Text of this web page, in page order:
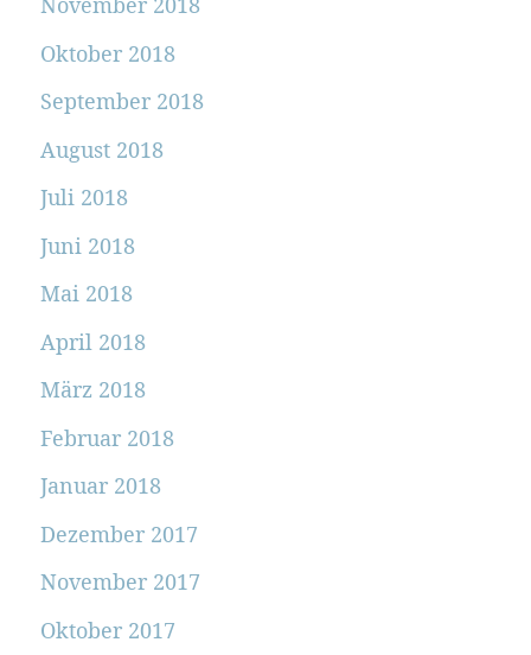
Oktober 2018
September 2018
August 2018
Juli 2018
Juni 2018
Mai 2018
April 2018
März 2018
Februar 2018
Januar 2018
Dezember 2017
November 2017
Oktober 2017